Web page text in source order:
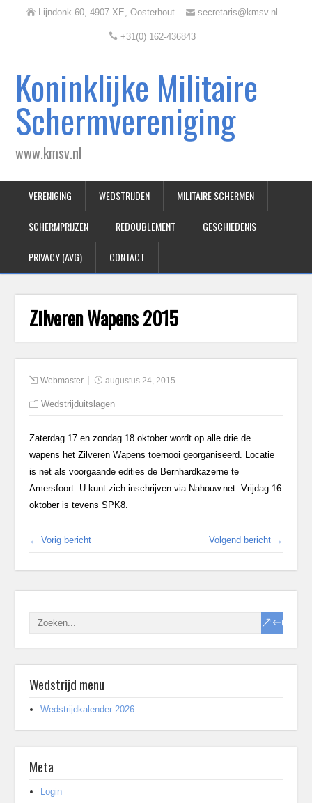
Lijndonk 60, 4907 XE, Oosterhout secretaris@kmsv.nl
+31(0) 162-436843
Koninklijke Militaire
Schermvereniging
www.kmsv.nl
VERENIGING WEDSTRIJDEN MILITAIRE SCHERMEN
SCHERMPRIJZEN REDOUBLEMENT GESCHIEDENIS
PRIVACY (AVG) CONTACT
Zilveren Wapens 2015
Webmaster augustus 24, 2015
Wedstrijduitslagen
Zaterdag 17 en zondag 18 oktober wordt op alle drie de
wapens het Zilveren Wapens toernooi georganiseerd. Locatie
is net als voorgaande edities de Bernhardkazerne te
Amersfoort. U kunt zich inschrijven via Nahouw.net. Vrijdag 16
oktober is tevens SPK8.
← Vorig bericht Volgend bericht →
Wedstrijd menu
Wedstrijdkalender 2026
Meta
Login